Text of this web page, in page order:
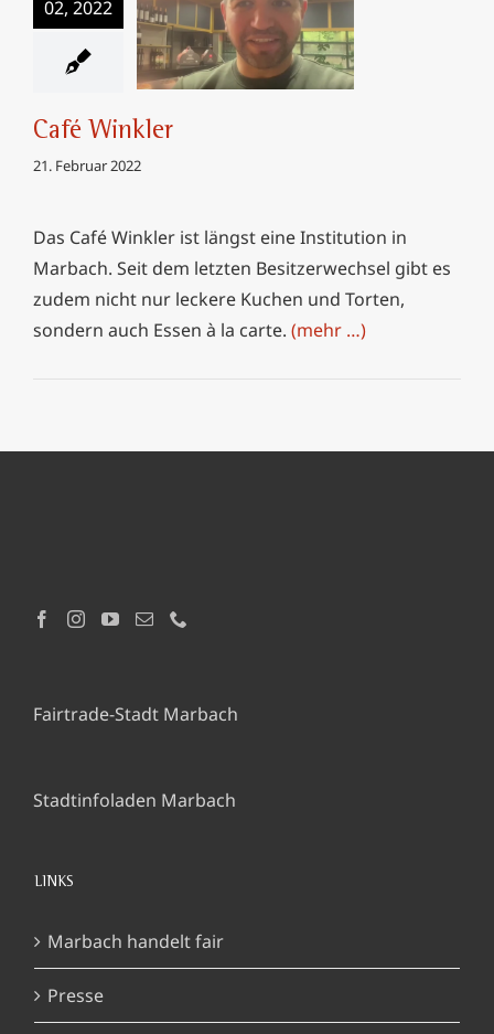
02, 2022
Café Winkler
Café Winkler
21. Februar 2022
Das Café Winkler ist längst eine Institution in
Marbach. Seit dem letzten Besitzerwechsel gibt es
zudem nicht nur leckere Kuchen und Torten,
sondern auch Essen à la carte. (mehr …)
Fairtrade-Stadt Marbach
Stadtinfoladen Marbach
LINKS
Marbach handelt fair
Presse